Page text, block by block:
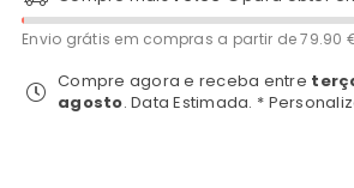
Envio grátis em compras a partir de79.90
Compre agora e receba entre
agosto. Data Estimada. *